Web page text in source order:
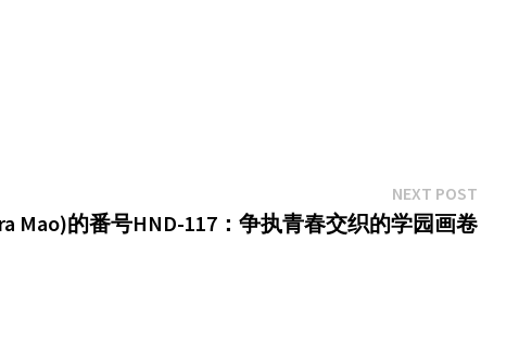
NEXT POSTNext
post:
Mao)的番号HND-117：争执青春交织的学园画卷